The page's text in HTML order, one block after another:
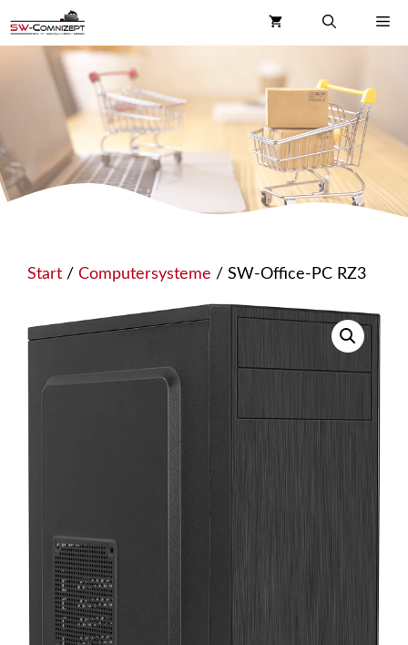
Inhalt
springen
Start / Computersysteme / SW-Office-PC RZ3